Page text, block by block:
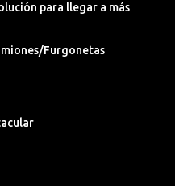
para llegar a más
Furgonetas